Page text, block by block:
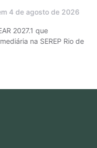
4 de agosto de 2026
2027.1 que
na SEREP Rio de